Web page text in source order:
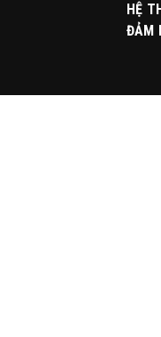
HỆ
ĐẢM